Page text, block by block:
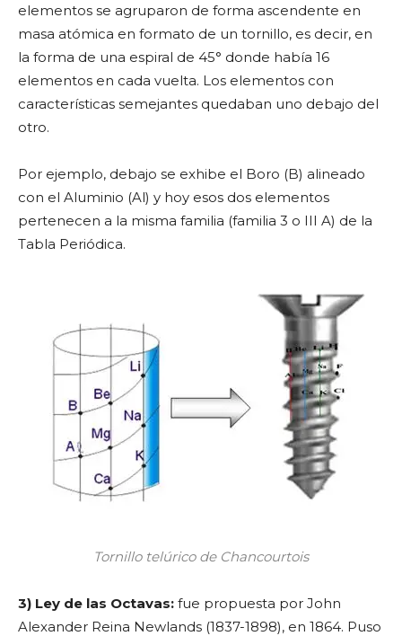
elementos se agruparon de forma ascendente en
masa atómica en formato de un tornillo, es decir, en
la forma de una espiral de 45° donde había 16
elementos en cada vuelta. Los elementos con
características semejantes quedaban uno debajo del
otro.
Por ejemplo, debajo se exhibe el Boro (B) alineado
con el Aluminio (Al) y hoy esos dos elementos
pertenecen a la misma familia (familia 3 o III A) de la
Tabla Periódica.
Tornillo telúrico de Chancourtois
3) Ley de las Octavas: fue propuesta por John
Alexander Reina Newlands (1837-1898), en 1864. Puso